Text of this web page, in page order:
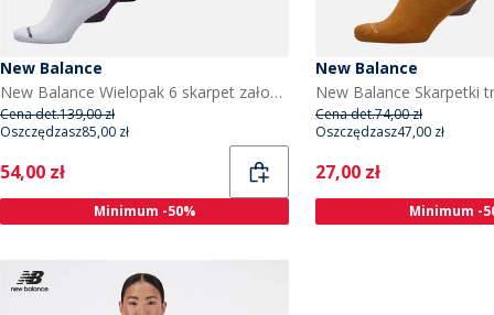
New Balance
New Balance Wielopak 6 skarpet załogowych sezonowych dla niego kolor Multi
Cena det.139,00 zł
Oszczędzasz85,00 zł
Current
54,00 zł
Minimum -50%
New Balance
Cena det.74,00 zł
Oszczędzasz47,00 zł
Current
27,00 zł
Minimum -